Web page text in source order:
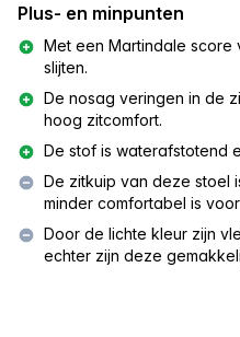
Plus- en minpunten
Met een Martindale score
slijten.
De nosag veringen in de
hoog zitcomfort.
De stof is waterafstotend
De zitkuip van deze stoel
minder comfortabel is
Door de lichte kleur zijn
echter zijn deze